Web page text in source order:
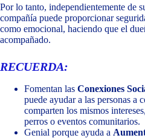
Por lo tanto, independientemente de
compañía puede proporcionar
como emocional, haciendo que el
acompañado.
RECUERDA:
Fomentan las Conexiones
puede ayudar a las personas a
comparten los mismos
perros o eventos comunitarios.
Genial porque ayuda a